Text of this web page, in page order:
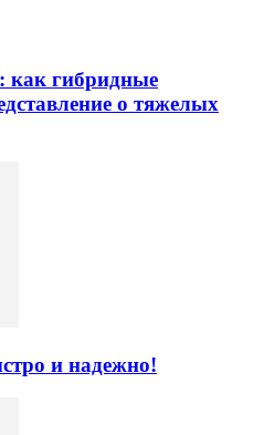
как гибридные
о тяжелых
и надежно!